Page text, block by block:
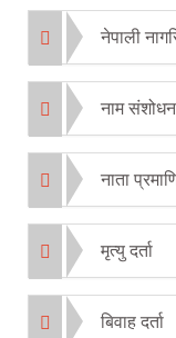
नेपाली
नाम
नाता
मृत्यु दर्ता
बिवाह दर्ता